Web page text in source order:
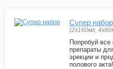
Супер набор
(2х160мг,
Попробуй все
препараты
эрекции и
полового акта!